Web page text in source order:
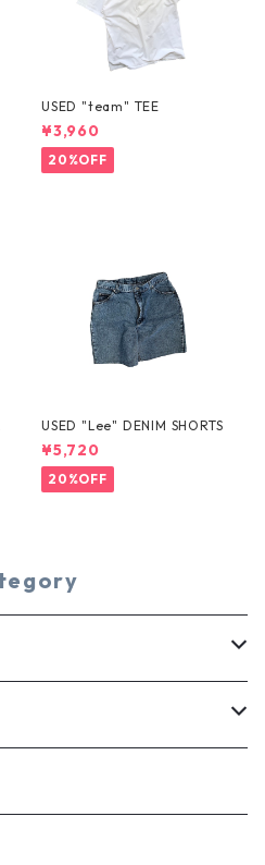
USED "team" TEE
¥3,960
20%OFF
USED "Lee" DENIM SHORTS
¥5,720
20%OFF